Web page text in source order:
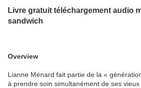
Livre gratuit téléchargement audio
sandwich
Overview
Lianne Ménard fait partie de la «
à prendre soin simultanément de ses